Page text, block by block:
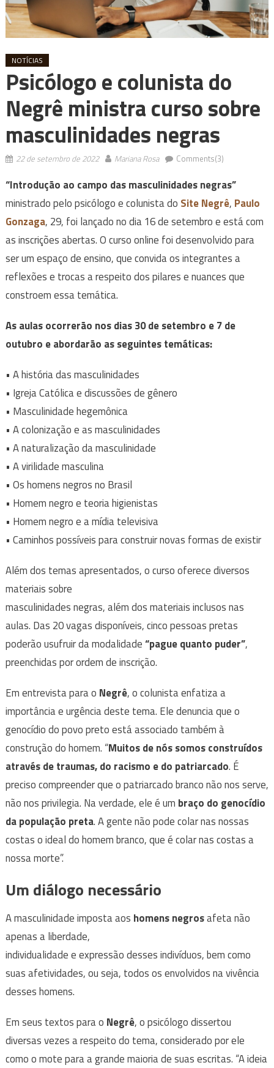
NOTÍCIAS
Psicólogo e colunista do
Negrê ministra curso sobre
masculinidades negras
22 de setembro de 2022 Mariana Rosa Comments(3)
“Introdução ao campo das masculinidades negras”
ministrado pelo psicólogo e colunista do Site Negrê, Paulo
Gonzaga, 29, foi lançado no dia 16 de setembro e está com
as inscrições abertas. O curso online foi desenvolvido para
ser um espaço de ensino, que convida os integrantes a
reflexões e trocas a respeito dos pilares e nuances que
constroem essa temática.
As aulas ocorrerão nos dias 30 de setembro e 7 de
outubro e abordarão as seguintes temáticas:
• A história das masculinidades
• Igreja Católica e discussões de gênero
• Masculinidade hegemônica
• A colonização e as masculinidades
• A naturalização da masculinidade
• A virilidade masculina
• Os homens negros no Brasil
• Homem negro e teoria higienistas
• Homem negro e a mídia televisiva
• Caminhos possíveis para construir novas formas de existir
Além dos temas apresentados, o curso oferece diversos
materiais sobre
masculinidades negras, além dos materiais inclusos nas
aulas. Das 20 vagas disponíveis, cinco pessoas pretas
poderão usufruir da modalidade“pague quanto puder”,
preenchidas por ordem de inscrição.
Em entrevista para o Negrê, o colunista enfatiza a
importância e urgência deste tema. Ele denuncia que o
genocídio do povo preto está associado também à
construção do homem. “Muitos de nós somos construídos
atravésde traumas, do racismo e do patriarcado. É
preciso compreender que o patriarcado branco não nos serve,
não nos privilegia. Na verdade, ele é um braço do genocídio
da população preta. A gente não pode colar nas nossas
costas o ideal do homem branco, que é colar nas costas a
nossa morte”.
Um diálogo necessário
A masculinidade imposta aos homens negrosafeta não
apenas a liberdade,
individualidade e expressão desses indivíduos, bem como
suas afetividades, ou seja, todos os envolvidos na vivência
desses homens.
Em seus textos para o Negrê, o psicólogo dissertou
diversas vezes a respeito do tema, considerado por ele
como o mote para a grande maioria de suas escritas. “A ideia